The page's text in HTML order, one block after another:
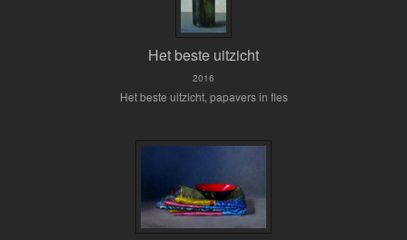
Het beste uitzicht
2016
Het beste uitzicht, papavers in fles